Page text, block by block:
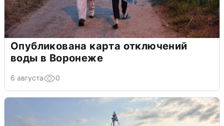
Опубликована карта отключений
воды в Воронеже
6 августа 0